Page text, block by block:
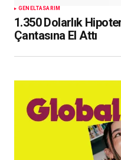
GENELTASARIM
1.350 Dolarlık
Çantasına El Attı